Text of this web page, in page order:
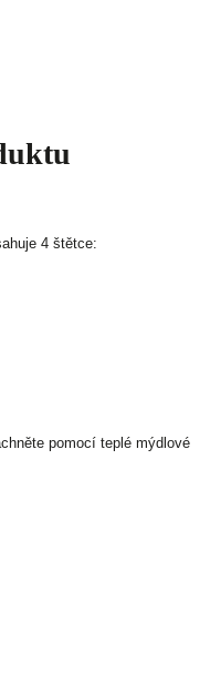
4 štětce:
pomocí teplé mýdlové